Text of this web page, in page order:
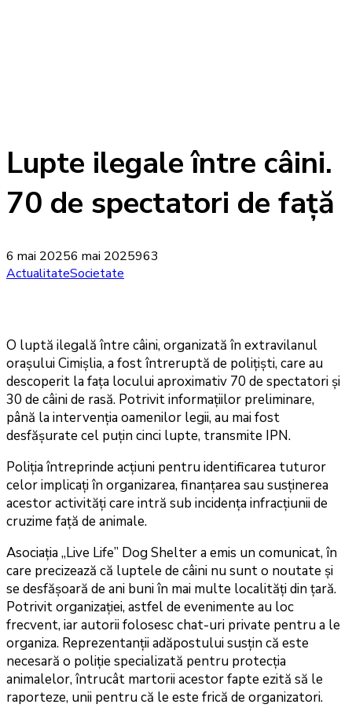
Lupte ilegale între câini.
70 de spectatori de față
6 mai 20256 mai 2025963
ActualitateSocietate
O luptă ilegală între câini, organizată în extravilanul
orașului Cimișlia, a fost întreruptă de polițiști, care au
descoperit la fața locului aproximativ 70 de spectatori și
30 de câini de rasă. Potrivit informațiilor preliminare,
până la intervenția oamenilor legii, au mai fost
desfășurate cel puțin cinci lupte, transmite IPN.
Poliția întreprinde acțiuni pentru identificarea tuturor
celor implicați în organizarea, finanțarea sau susținerea
acestor activități care intră sub incidența infracțiunii de
cruzime față de animale.
Asociația „Live Life” Dog Shelter a emis un comunicat, în
care precizează că luptele de câini nu sunt o noutate și
se desfășoară de ani buni în mai multe localități din țară.
Potrivit organizației, astfel de evenimente au loc
frecvent, iar autorii folosesc chat-uri private pentru a le
organiza. Reprezentanții adăpostului susțin că este
necesară o poliție specializată pentru protecția
animalelor, întrucât martorii acestor fapte ezită să le
raporteze, unii pentru că le este frică de organizatori.